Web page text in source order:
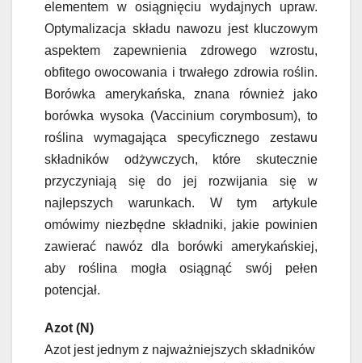
elementem w osiągnięciu wydajnych upraw.
Optymalizacja składu nawozu jest kluczowym
aspektem zapewnienia zdrowego wzrostu,
obfitego owocowania i trwałego zdrowia roślin.
Borówka amerykańska, znana również jako
borówka wysoka (Vaccinium corymbosum), to
roślina wymagająca specyficznego zestawu
składników odżywczych, które skutecznie
przyczyniają się do jej rozwijania się w
najlepszych warunkach. W tym artykule
omówimy niezbędne składniki, jakie powinien
zawierać nawóz dla borówki amerykańskiej,
aby roślina mogła osiągnąć swój pełen
potencjał.
Azot (N)
Azot jest jednym z najważniejszych składników